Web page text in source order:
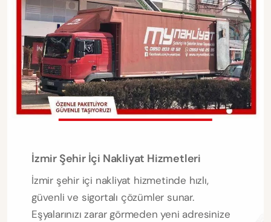
İzmir Şehir İçi Nakliyat Hizmetleri
İzmir şehir içi nakliyat hizmetinde hızlı,
güvenli ve sigortalı çözümler sunar.
Eşyalarınızı zarar görmeden yeni adresinize